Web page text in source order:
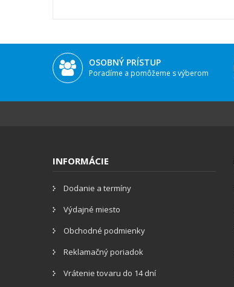
OSOBNÝ PRÍSTUP
Poradíme a pomôžeme s výberom
INFORMÁCIE
Dodanie a termíny
Výdajné miesto
Obchodné podmienky
Reklamačný poriadok
Vrátenie tovaru do 14 dní